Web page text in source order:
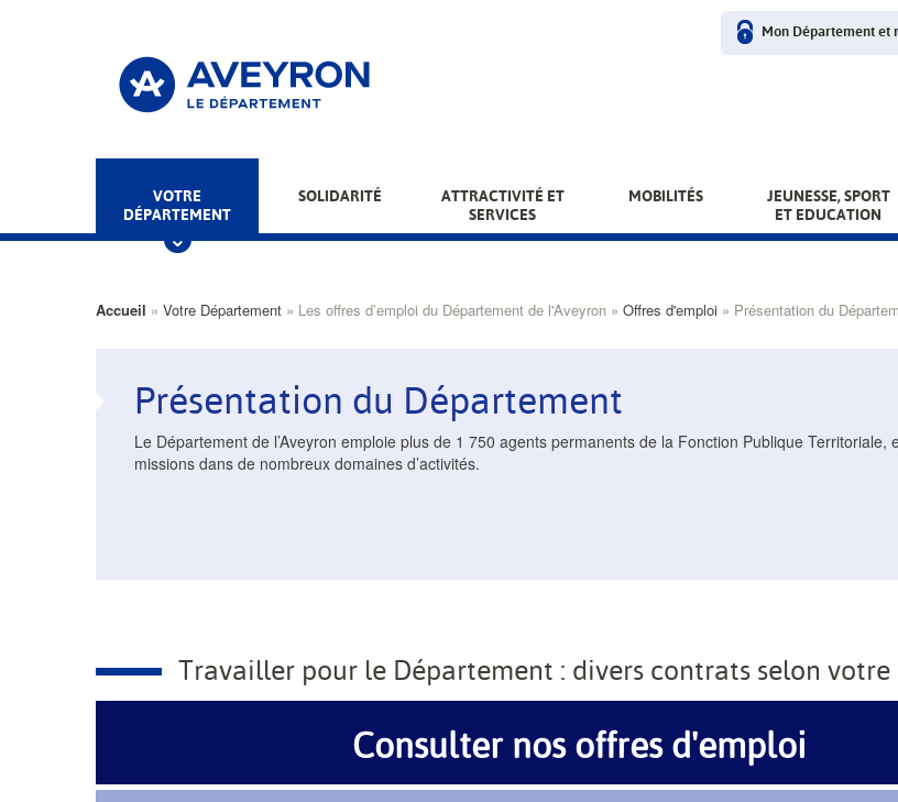
User
Mon Département et
Main
menu
VOTRE
DÉPARTEMENT
SOLIDARITÉ
ATTRACTIVITÉ ET
SERVICES
MOBILITÉS
JEUNESSE, SPORT
ET EDUCATION
Fil
Accueil Votre Département Les offres d’emploi du Département de l'Aveyron Offres d'emploi Présentation du
Présentation du Département
Le Département de l’Aveyron emploie plus de 1 750 agents permanents de la Fonction Publique Territoriale,
missions dans de nombreux domaines d’activités.
Travailler pour le Département : divers contrats selon
Consulter nos offres d'emploi